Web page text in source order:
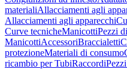
materialiAllacciamenti agli
Allacciamenti agli apparecchi
Curve tecnicheManicottiPezzi
ManicottiAccessoriBraccialetti
protezioneMateriali di consumo
ricambio per TubiRaccordi